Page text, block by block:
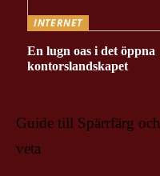
INTERNET
En lugn oas i det öppna
kontorslandskapet
Guide till Spärrfärg
veta